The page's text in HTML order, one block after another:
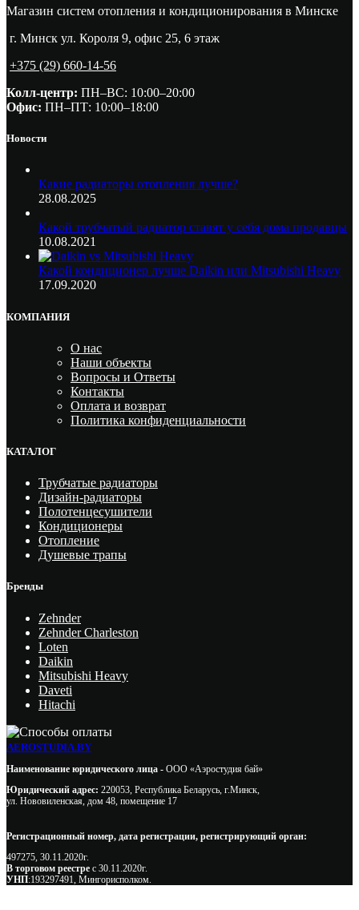
Магазин систем отопления и кондиционирования в Минске
г. Минск ул. Короля 9, офис 25, 6 этаж
+375 (29) 660-14-56
Колл-центр: ПН–ВС: 10:00–20:00​
Офис: ПН–ПТ: 10:00–18:00
Новости
Какие радиаторы отопления лучше?
28.08.2025
Какой трубчатый радиатор ставят у себя дома продавцы
10.08.2021
Какой кондиционер лучше Daikin или Mitsubishi Heavy
17.09.2020
КОМПАНИЯ
О нас
Наши объекты
Вопросы и Ответы
Контакты
Оплата и возврат
Политика конфиденциальности
КАТАЛОГ
Трубчатые радиаторы
Дизайн-радиаторы
Полотенцесушители
Кондиционеры
Отопление
Душевые трапы
Бренды
Zehnder
Zehnder Charleston
Loten
Daikin
Mitsubishi Heavy
Daveti
Hitachi
AEROSTUDIA.BY
Наименование юридического лица - ООО «Аэростудия бай»
Юридический адрес: 220053, Республика Беларусь, г.Минск,
ул. Нововиленская, дом 48, помещение 17
Регистрационный номер, дата регистрации, регистрирующий орган:
497275, 30.11.2020г.
В торговом реестре с 30.11.2020г.
УНП:193297491, Мингорисполком.